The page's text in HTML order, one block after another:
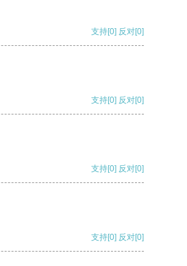
支持[0] 反对[0]
支持[0] 反对[0]
支持[0] 反对[0]
支持[0] 反对[0]